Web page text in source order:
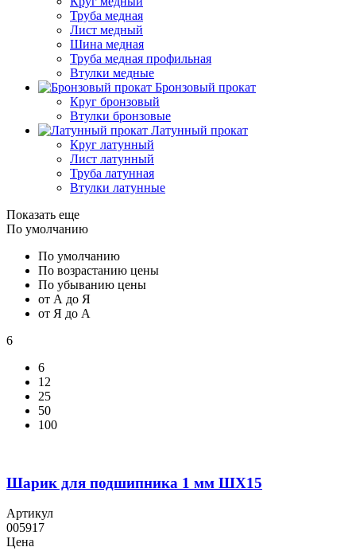
Труба медная
Лист медный
Шина медная
Труба медная профильная
Втулки медные
Бронзовый прокат
Круг бронзовый
Втулки бронзовые
Латунный прокат
Круг латунный
Лист латунный
Труба латунная
Втулки латунные
Показать еще
По умолчанию
По умолчанию
По возрастанию цены
По убыванию цены
от А до Я
от Я до А
6
6
12
25
50
100
Шарик для подшипника 1 мм ШХ15
Артикул
005917
Цена